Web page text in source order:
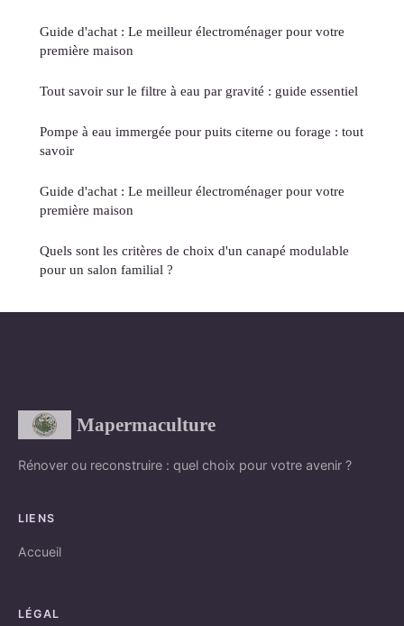
Guide d'achat : Le meilleur électroménager pour votre
première maison
Tout savoir sur le filtre à eau par gravité : guide essentiel
Pompe à eau immergée pour puits citerne ou forage : tout
savoir
Guide d'achat : Le meilleur électroménager pour votre
première maison
Quels sont les critères de choix d'un canapé modulable
pour un salon familial ?
Mapermaculture
Rénover ou reconstruire : quel choix pour votre avenir ?
LIENS
Accueil
LÉGAL